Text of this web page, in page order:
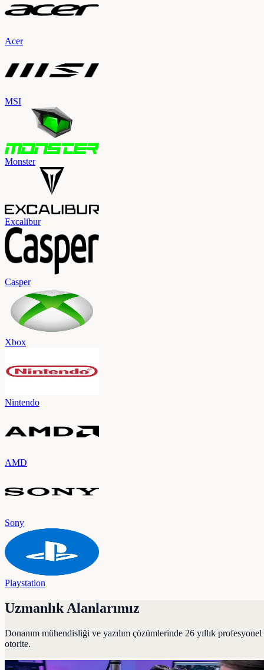
Acer
MSI
Monster
Excalibur
Casper
Xbox
Nintendo
AMD
Sony
Playstation
Uzmanlık Alanlarımız
Donanım mühendisliği ve yazılım çözümlerinde 26 yıllık profesyonel
otorite.
Laptop ve Bilgisayar Tamiri